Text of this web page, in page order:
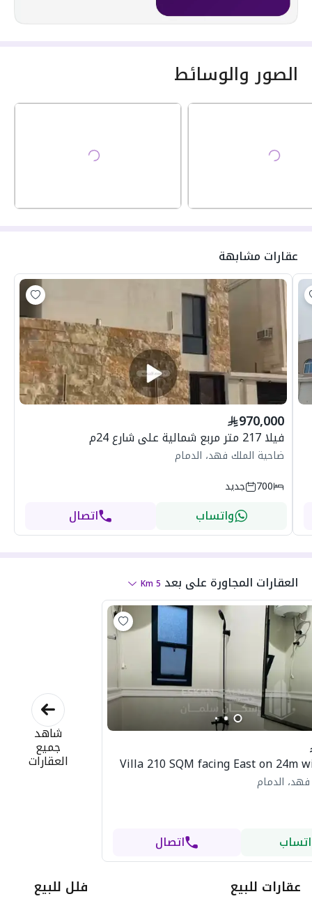
الصور والوسائط
عقارات مشابهة
970,000
فيلا 217 متر مربع شمالية على شارع 24م
ضاحية الملك فهد، الدمام
700
جديد
واتساب اتصال
العقارات المجاورة على بعد 5
Km
Villa 210 SQM facing East on 24m
الدمام
اتصال
شاهد
جميع
العقارات
عقارات للبيع فلل للبيع